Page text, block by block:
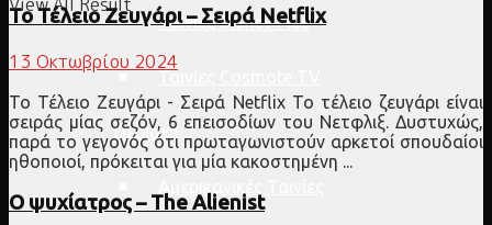
Ταινίες Disney Plus
Ταινίες Cosmote TV
Περιοχή
Το Τέλειο Ζευγάρι – Σειρά Netflix
13 Οκτωβρίου 2024
Το Τέλειο Ζευγάρι - Σειρά Netflix Το τέλειο ζευγάρι είναι
σειράς μίας σεζόν, 6 επεισοδίων του Νετφλιξ. Δυστυχώς,
παρά το γεγονός ότι πρωταγωνιστούν αρκετοί σπουδαίοι
ηθοποιοί, πρόκειται για μία κακοστημένη ...
Ο ψυχίατρος – The Alienist